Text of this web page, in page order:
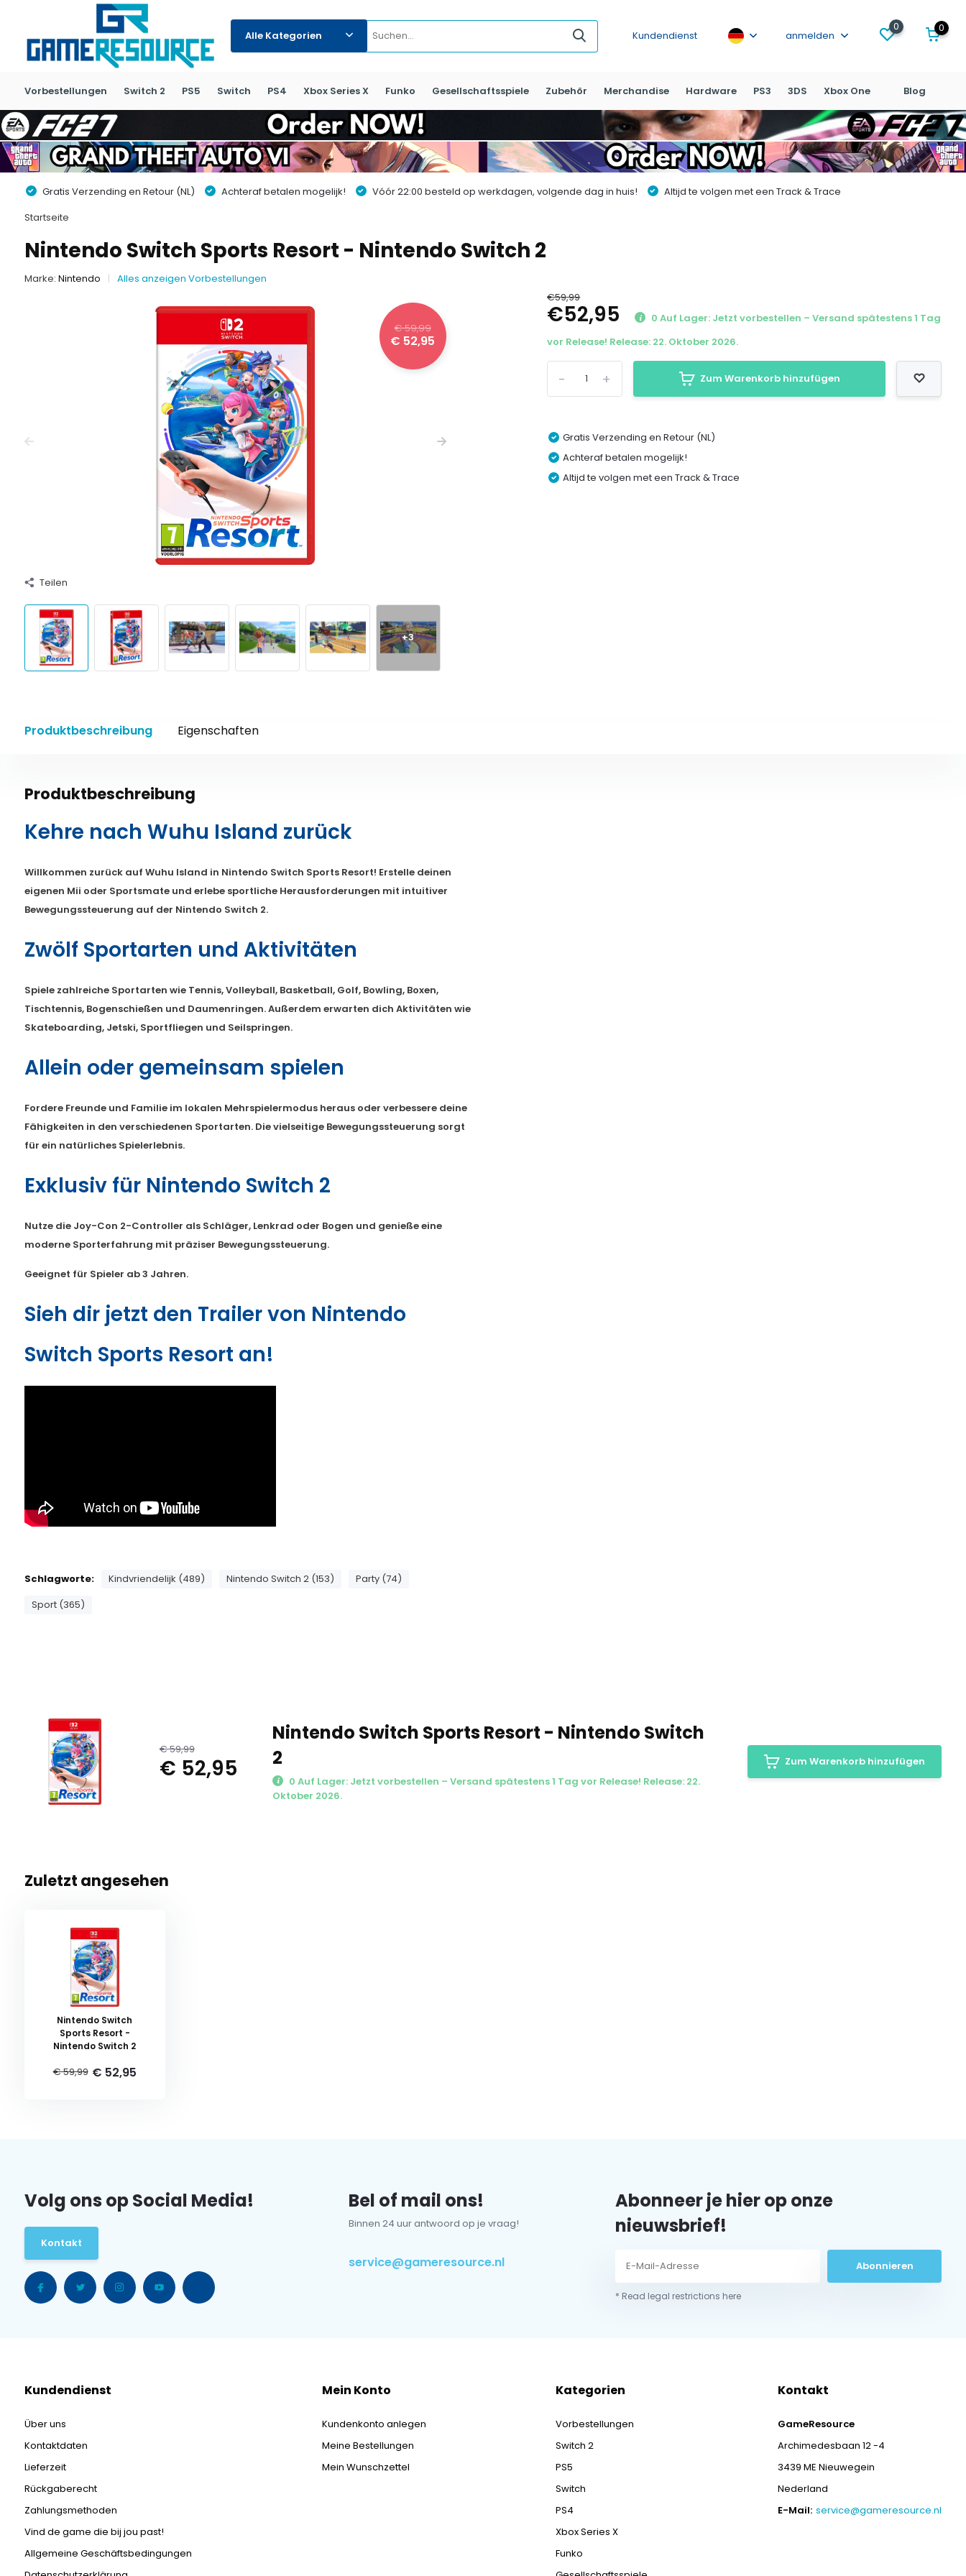
Alle Kategorien Kundendienst anmelden
0 0
Vorbestellungen Switch 2 PS5 Switch PS4 Xbox Series X Funko Gesellschaftsspiele Zubehör Merchandise Hardware PS3 3DS Xbox One Blog
Gratis Verzending en Retour (NL) Achteraf betalen mogelijk! Vóór 22:00 besteld op werkdagen, volgende dag in huis!
Altijd te volgen met een Track & Trace
Startseite
Nintendo Switch Sports Resort - Nintendo Switch 2
Marke: Nintendo Alles anzeigen Vorbestellungen
€ 59,99
€ 52,95
Teilen
+3
€59,99
€52,95
0 Auf Lager: Jetzt vorbestellen – Versand spätestens 1 Tag
vor Release! Release: 22. Oktober 2026.
+
- Zum Warenkorb hinzufügen
Gratis Verzending en Retour (NL)
Achteraf betalen mogelijk!
Altijd te volgen met een Track & Trace
Produktbeschreibung Eigenschaften
Produktbeschreibung
Kehre nach Wuhu Island zurück
Willkommen zurück auf Wuhu Island in Nintendo Switch Sports Resort! Erstelle deinen
eigenen Mii oder Sportsmate und erlebe sportliche Herausforderungen mit intuitiver
Bewegungssteuerung auf der Nintendo Switch 2.
Zwölf Sportarten und Aktivitäten
Spiele zahlreiche Sportarten wie Tennis, Volleyball, Basketball, Golf, Bowling, Boxen,
Tischtennis, Bogenschießen und Daumenringen. Außerdem erwarten dich Aktivitäten wie
Skateboarding, Jetski, Sportfliegen und Seilspringen.
Allein oder gemeinsam spielen
Fordere Freunde und Familie im lokalen Mehrspielermodus heraus oder verbessere deine
Fähigkeiten in den verschiedenen Sportarten. Die vielseitige Bewegungssteuerung sorgt
für ein natürliches Spielerlebnis.
Exklusiv für Nintendo Switch 2
Nutze die Joy-Con 2-Controller als Schläger, Lenkrad oder Bogen und genieße eine
moderne Sporterfahrung mit präziser Bewegungssteuerung.
Geeignet für Spieler ab 3 Jahren.
Sieh dir jetzt den Trailer von Nintendo
Switch Sports Resort an!
Schlagworte: Kindvriendelijk (489) Nintendo Switch 2 (153)
Party (74)
Sport (365)
€ 59,99
€ 52,95
Nintendo Switch Sports Resort - Nintendo Switch
2
0 Auf Lager: Jetzt vorbestellen – Versand spätestens 1 Tag vor Release! Release: 22.
Oktober 2026.
Zum Warenkorb hinzufügen
Zuletzt angesehen
Nintendo Switch
Sports Resort -
Nintendo Switch 2
€ 59,99 € 52,95
Volg ons op Social Media!
Kontakt
Bel of mail ons!
Binnen 24 uur antwoord op je vraag!
service@gameresource.nl
Abonneer je hier op onze
nieuwsbrief!
Abonnieren
* Read legal restrictions here
Kundendienst
Über uns
Kontaktdaten
Lieferzeit
Rückgaberecht
Zahlungsmethoden
Vind de game die bij jou past!
Allgemeine Geschäftsbedingungen
Mein Konto
Kundenkonto anlegen
Meine Bestellungen
Mein Wunschzettel
Kategorien
Vorbestellungen
Switch 2
PS5
Switch
PS4
Xbox Series X
Funko
Kontakt
GameResource
Archimedesbaan 12 -4
3439 ME Nieuwegein
Nederland
E-Mail: service@gameresource.nl